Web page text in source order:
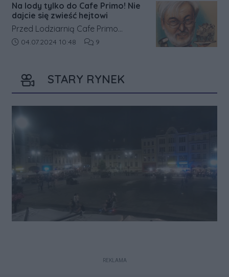
Glinki. Pierwsi klienci mają pojawić
się już w pierwszym kwartale 2026
roku; kompleks docelowo zaoferuje
16–18 tys. m² powierzchni handlowej.
Na lody tylko do Cafe Primo! Nie
dajcie się zwieść hejtowi
Przed Lodziarnią Cafe Primo
prowadzoną od początku przez
Kazimierza Wielkiego kolejki
bydgoszczan i turystów ustawiają
Uwaga! Jubileusz postanowiła
popsuć toruńska dziennikarka
Pomorskiej:” publikując paszkwil
uderzający w nasze bydgoskie
dobro narodowe.
Data dodania artykułu:
04.07.2024 10:48 Liczba komentarzy artykułu:
9
STARY RYNEK
REKLAMA